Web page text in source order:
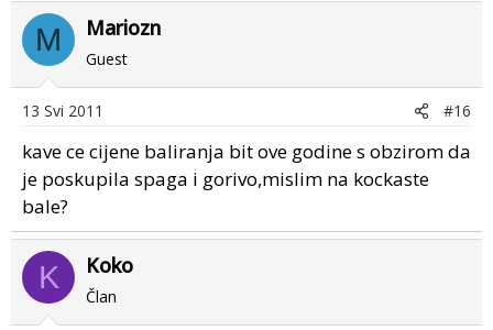
M Mariozn
Guest
13 Svi 2011 #16
kave ce cijene baliranja bit ove godine s obzirom da
je poskupila spaga i gorivo,mislim na kockaste
bale?
K Koko
Član